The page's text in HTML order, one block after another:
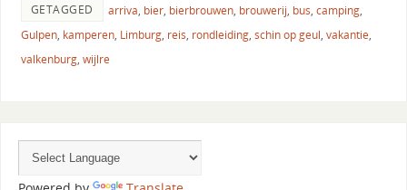
GETAGGED arriva, bier, bierbrouwen, brouwerij, bus, camping,
Gulpen, kamperen, Limburg, reis, rondleiding, schin op geul, vakantie,
valkenburg, wijlre